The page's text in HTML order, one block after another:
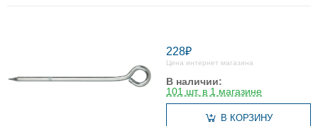
228₽
Цена интернет магазина
В наличии:
101 шт. в 1 магазине
В КОРЗИНУ